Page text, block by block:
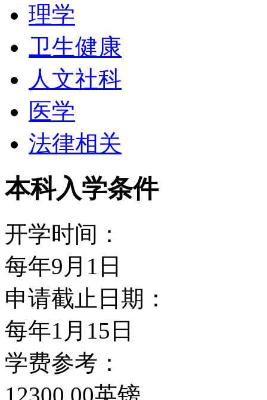
特别是该校的艺术历史
年的RAE(英国学术排名
第七，生物化学第八。
地理位置
布莱顿城市拥有大都会
常受欢迎的海滩。搭火
Gatwick机场也只有30
占全程人口数的10%，
学生为主要消费者。萨
的车程，是英国唯一的
的“自然景区”中的大学
和农地是一日游的好去
理学
卫生健康
人文社科
医学
法律相关
本科入学条件
开学时间：
每年9月1日
申请截止日期：
每年1月15日
学费参考：
12300.00英镑